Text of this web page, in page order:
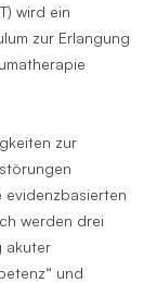
wird ein
zur Erlangung
zur
evidenzbasierten
werden drei
akuter
und